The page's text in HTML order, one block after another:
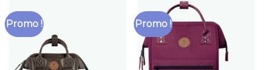
Promo ! Promo !